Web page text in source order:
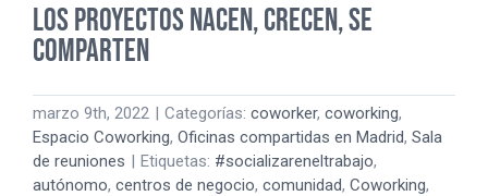
Los proyectos nacen, crecen, se
comparten
marzo 9th, 2022 | Categorías: coworker, coworking,
Espacio Coworking, Oficinas compartidas en Madrid, Sala
de reuniones | Etiquetas: #socializareneltrabajo,
autónomo, centros de negocio, comunidad, Coworking,